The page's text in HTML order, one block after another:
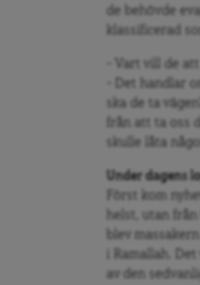
de behövde
klassificerad
– Vart vill de
– Det handlar
ska de ta
från att ta oss
skulle låta
Under dagens
Först kom
helst, utan från
blev
i Ramallah.
av den